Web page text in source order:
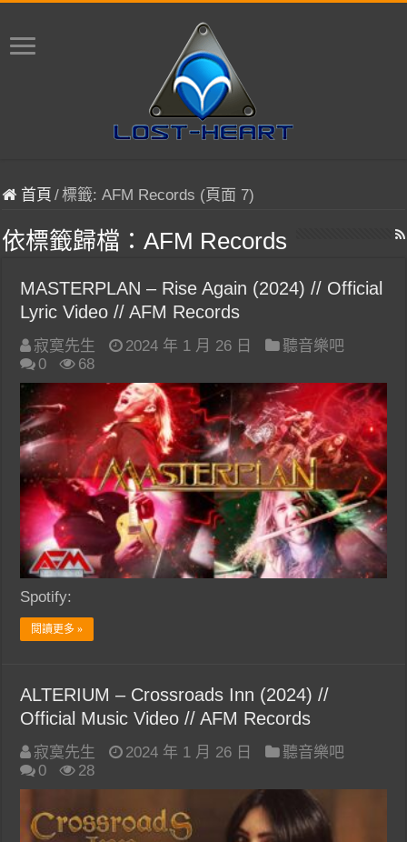
首頁 /標籤:AFM Records (頁面 7)
依標籤歸檔：AFM Records
MASTERPLAN – Rise Again (2024) // Official
Lyric Video // AFM Records
寂寞先生 2024 年 1 月 26 日
聽音樂吧
0
68
Spotify:
閱讀更多 »
ALTERIUM – Crossroads Inn (2024) //
Official Music Video // AFM Records
寂寞先生 2024 年 1 月 26 日
聽音樂吧
0
28